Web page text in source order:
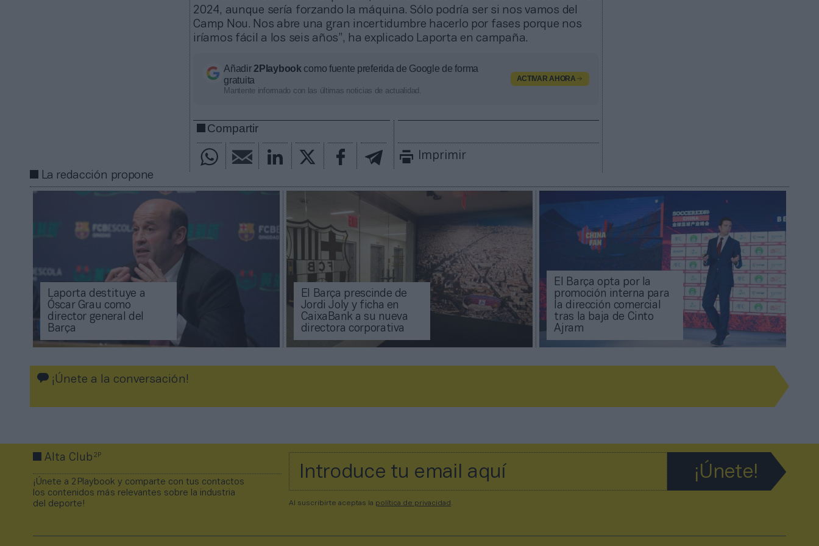
2024, aunque sería forzando la máquina. Sólo podría ser si nos vamos del
Camp Nou. Nos abre una gran incertidumbre hacerlo por fases porque nos
iríamos fácil a los seis años”, ha explicado Laporta en campaña.
Añadir2Playbook como fuente preferida de Google de forma
gratuita
Mantente informado con las últimas noticias de actualidad.
ACTIVAR AHORA
Compartir
Imprimir
La redacción propone
Laporta destituye a
Óscar Grau como
director general del
Barça
El Barça prescinde de
Jordi Joly y ficha en
CaixaBank a su nueva
directora corporativa
El Barça opta por la
promoción interna para
la dirección comercial
tras la baja de Cinto
Ajram
¡Únete a la conversación!
Alta Club2P
¡Únete a 2Playbook y comparte con tus contactos
los contenidos más relevantes sobre la industria
del deporte!
Al suscribirte aceptas la política de privacidad